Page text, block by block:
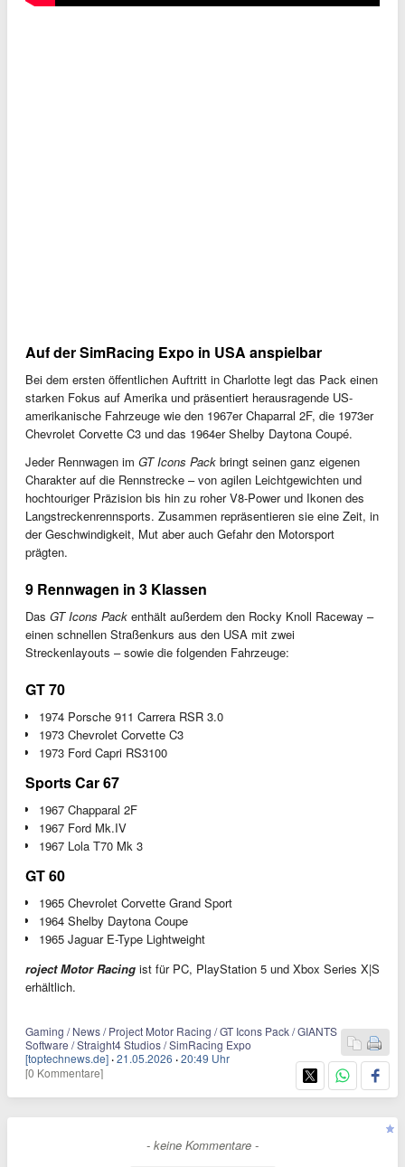
Auf der SimRacing Expo in USA anspielbar
Bei dem ersten öffentlichen Auftritt in Charlotte legt das Pack einen
starken Fokus auf Amerika und präsentiert herausragende US-
amerikanische Fahrzeuge wie den 1967er Chaparral 2F, die 1973er
Chevrolet Corvette C3 und das 1964er Shelby Daytona Coupé.
Jeder Rennwagen im GT Icons Pack bringt seinen ganz eigenen
Charakter auf die Rennstrecke – von agilen Leichtgewichten und
hochtouriger Präzision bis hin zu roher V8-Power und Ikonen des
Langstreckenrennsports. Zusammen repräsentieren sie eine Zeit, in
der Geschwindigkeit, Mut aber auch Gefahr den Motorsport
prägten.
9 Rennwagen in 3 Klassen
Das GT Icons Pack enthält außerdem den Rocky Knoll Raceway –
einen schnellen Straßenkurs aus den USA mit zwei
Streckenlayouts – sowie die folgenden Fahrzeuge:
GT 70
1974 Porsche 911 Carrera RSR 3.0
1973 Chevrolet Corvette C3
1973 Ford Capri RS3100
Sports Car 67
1967 Chapparal 2F
1967 Ford Mk.IV
1967 Lola T70 Mk 3
GT 60
1965 Chevrolet Corvette Grand Sport
1964 Shelby Daytona Coupe
1965 Jaguar E-Type Lightweight
roject Motor Racing ist für PC, PlayStation 5 und Xbox Series X|S
erhältlich.
Gaming / News / Project Motor Racing / GT Icons Pack / GIANTS
Software / Straight4 Studios / SimRacing Expo
[toptechnews.de] ·21.05.2026 ·20:49 Uhr
[0 Kommentare]
- keine Kommentare -